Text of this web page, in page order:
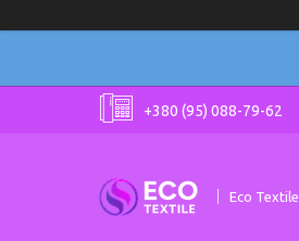
+380 (95) 088-79-62
Eco Textile